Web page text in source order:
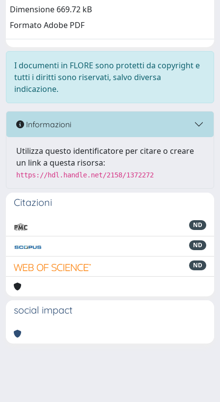
Dimensione 669.72 kB
Formato Adobe PDF
I documenti in FLORE sono protetti da copyright e
tutti i diritti sono riservati, salvo diversa
indicazione.
Informazioni
Utilizza questo identificatore per citare o creare
un link a questa risorsa:
https://hdl.handle.net/2158/1372272
Citazioni
ND
ND
ND
social impact